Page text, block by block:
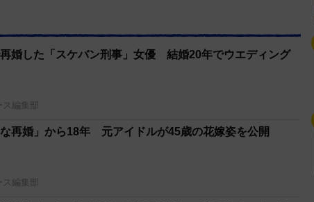
再婚した「スケバン刑事」女優 結婚20年でウエディング
ス編集部
な再婚」から18年 元アイドルが45歳の花嫁姿を公開
ス編集部